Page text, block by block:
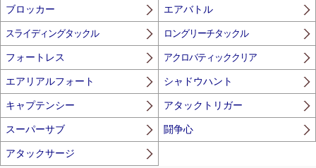
ブロッカー エアバトル
スライディングタックル ロングリーチタックル
フォートレス アクロバティッククリア
エアリアルフォート シャドウハント
キャプテンシー アタックトリガー
スーパーサブ 闘争心
アタックサージ